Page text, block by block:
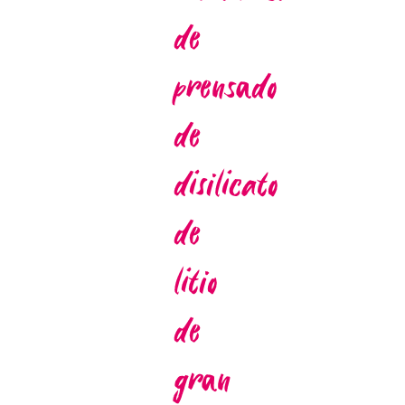
de
prensado
de
disilicato
de
litio
de
gran
esmalte
homogénea
para
óxido
de
circonio
y
disilicato